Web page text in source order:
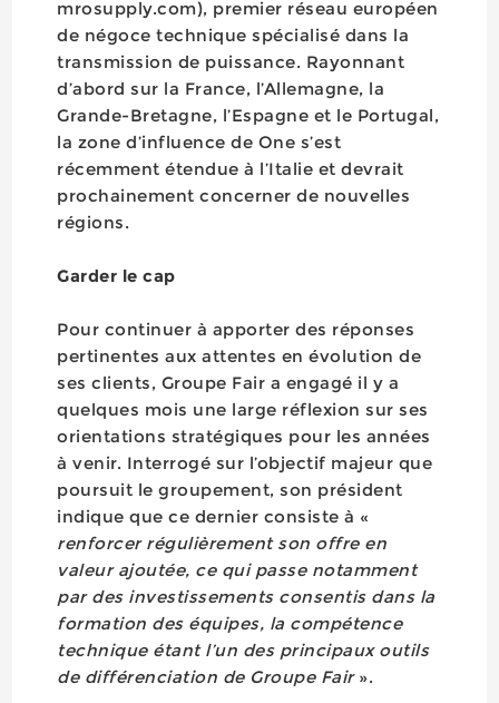
mrosupply.com), premier réseau européen
de négoce technique spécialisé dans la
transmission de puissance. Rayonnant
d’abord sur la France, l’Allemagne, la
Grande-Bretagne, l’Espagne et le Portugal,
la zone d’influence de One s’est
récemment étendue à l’Italie et devrait
prochainement concerner de nouvelles
régions.
Garder le cap
Pour continuer à apporter des réponses
pertinentes aux attentes en évolution de
ses clients, Groupe Fair a engagé il y a
quelques mois une large réflexion sur ses
orientations stratégiques pour les années
à venir. Interrogé sur l’objectif majeur que
poursuit le groupement, son président
indique que ce dernier consiste à «
renforcer régulièrement son offre en
valeur ajoutée, ce qui passe notamment
par des investissements consentis dans la
formation des équipes, la compétence
technique étant l’un des principaux outils
de différenciation de Groupe Fair».